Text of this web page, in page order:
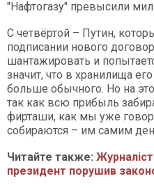
"Нафтогазу" превысили
С четвёртой – Путин,
подписании нового
шантажировать и
значит, что в хранилища
больше обычного. Но на
так как всю прибыль
фирташи, как мы уже
собираются – им самим
Читайте также:
президент порушив